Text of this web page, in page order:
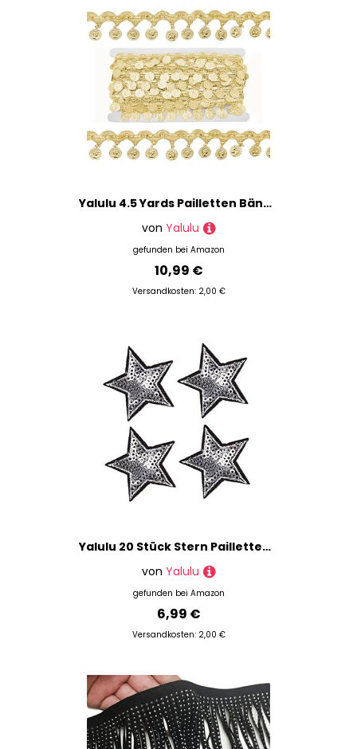
Yalulu 4.5 Yards Pailletten Bänder mit Quaste, Paillettenborte Pailletten Bänder Farbiges Glitzer Paillettenband Bauchtanz Kostüm Glitzer Paillettenband zum Nähen Handwerk (Gold)
von Yalulu
gefunden bei Amazon
10,99 €
Versandkosten: 2,00 €
Yalulu 20 Stück Stern Pailletten Patches Aufnäher Aufbügler Applikation Zum Aufbügeln Bestickte Patches Bügelbild Stickerei Aufnäher Aufbügler Patch (Silber)
von Yalulu
gefunden bei Amazon
6,99 €
Versandkosten: 2,00 €